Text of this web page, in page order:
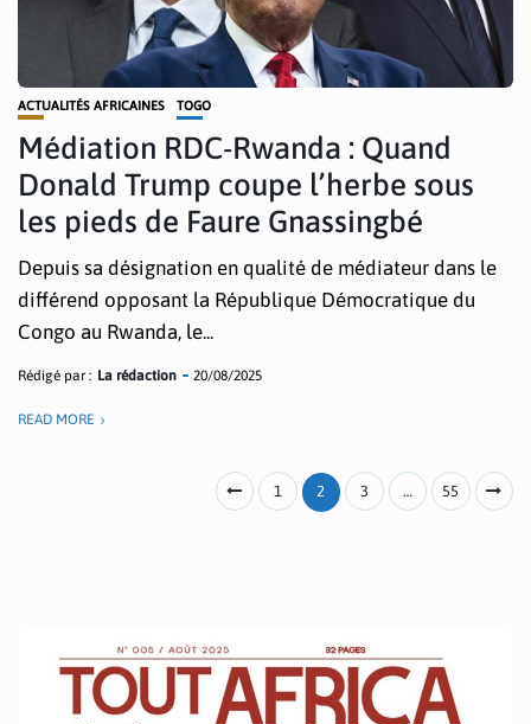
ACTUALITÉS AFRICAINES TOGO
Médiation RDC-Rwanda : Quand
Donald Trump coupe l’herbe sous
les pieds de Faure Gnassingbé
Depuis sa désignation en qualité de médiateur dans le
différend opposant la République Démocratique du
Congo au Rwanda, le...
Rédigé par : La rédaction 20/08/2025
READ MORE
1 2 3 … 55